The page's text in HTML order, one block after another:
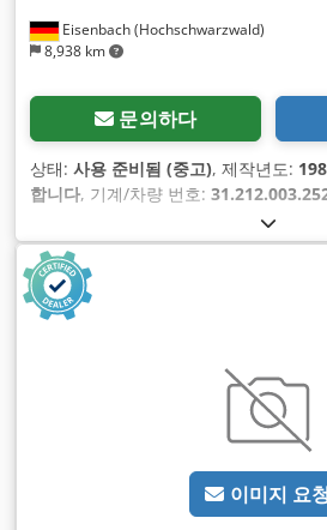
Eisenbach (Hochschwarzwald)
8,938 km
문의하다
상태: 사용 준비됨 (중고), 제작년도:
합니다, 기계/차량 번호:
2,800 mm
길이:500 mm, 가공물 최대 직경:250
(4.08 마력)
이미지 요